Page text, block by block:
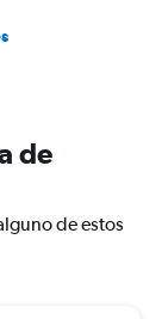
de
de estos